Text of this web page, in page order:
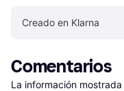
Creado en Klarna
Comentarios
La información